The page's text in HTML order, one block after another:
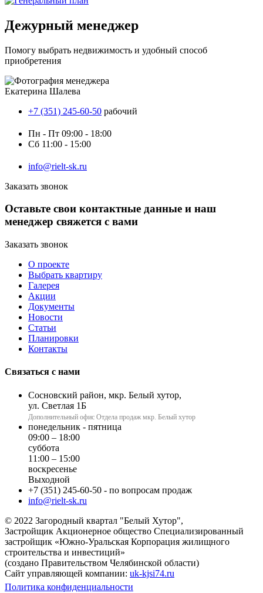
Дежурный менеджер
Помогу выбрать недвижимость и удобный способ
приобретения
Екатерина Шалева
+7 (351) 245-60-50 рабочий
Пн - Пт 09:00 - 18:00
Сб 11:00 - 15:00
info@rielt-sk.ru
Заказать звонок
Оставьте свои контактные данные и наш
менеджер свяжется с вами
Заказать звонок
О проекте
Выбрать квартиру
Галерея
Акции
Документы
Новости
Статьи
Планировки
Контакты
Связаться с нами
Сосновский район, мкр. Белый хутор,
ул. Светлая 1Б
Дополнительный офис Отдела продаж мкр. Белый хутор
понедельник - пятница
09:00 – 18:00
суббота
11:00 – 15:00
воскресенье
Выходной
+7 (351) 245-60-50 - по вопросам продаж
info@rielt-sk.ru
© 2022 Загородный квартал "Белый Хутор",
Застройщик Акционерное общество Специализированный
застройщик «Южно-Уральская Корпорация жилищного
строительства и инвестиций»
(создано Правительством Челябинской области)
Сайт управляющей компании: uk-kjsi74.ru
Политика конфиденциальности